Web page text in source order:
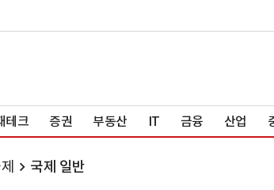
테크 증권 부동산 IT 금융 산업
국제 일반